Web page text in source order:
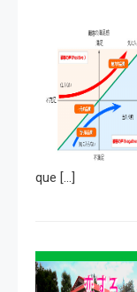
que […]